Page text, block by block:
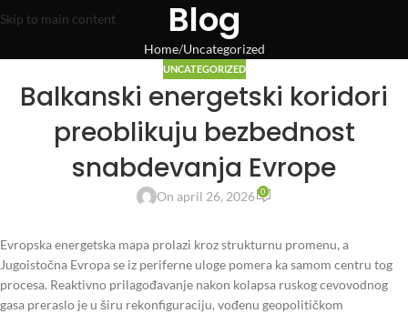
Skip to main content Blog
Home Uncategorized
UNCATEGORIZED
Balkanski energetski koridori
preoblikuju bezbednost
snabdevanja Evrope
On april 26, 2026 0
Evropska energetska mapa prolazi kroz strukturnu promenu, a
Jugoistočna Evropa se iz periferne uloge pomera ka samom centru tog
procesa. Reaktivno prilagođavanje nakon kolapsa ruskog cevovodnog
gasa preraslo je u širu rekonfiguraciju, vođenu geopolitičkom